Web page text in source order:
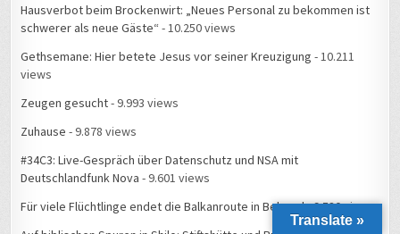
Hausverbot beim Brockenwirt: „Neues Personal zu bekommen ist
schwerer als neue Gäste“ - 10.250 views
Gethsemane: Hier betete Jesus vor seiner Kreuzigung - 10.211
views
Zeugen gesucht- 9.993 views
Zuhause - 9.878 views
#34C3: Live-Gespräch über Datenschutz und NSA mit
Deutschlandfunk Nova - 9.601 views
Für viele Flüchtlinge endet die Balkanroute in Belgrad- 9.580 views
Translate »